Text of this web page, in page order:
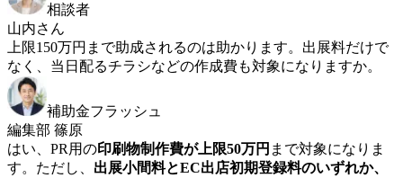
相談者
山内さん
上限150万円まで助成されるのは助かります。出展料だけで
なく、当日配るチラシなどの作成費も対象になりますか。
補助金フラッシュ
編集部 篠原
はい、PR用の印刷物制作費が上限50万円 まで対象になりま
す。ただし、 出展小間料とEC出店初期登録料のいずれか、